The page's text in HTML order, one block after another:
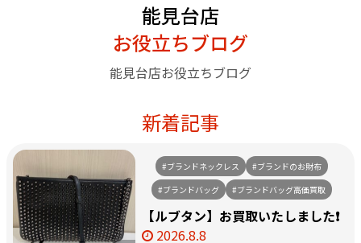
能見台店
お役立ちブログ
能見台店お役立ちブログ
新着記事
#ブランドネックレス
#ブランドのお財布
#ブランドバッグ
#ブランドバッグ高価買取
【ルブタン】お買取いたしました❗️
2026.8.8